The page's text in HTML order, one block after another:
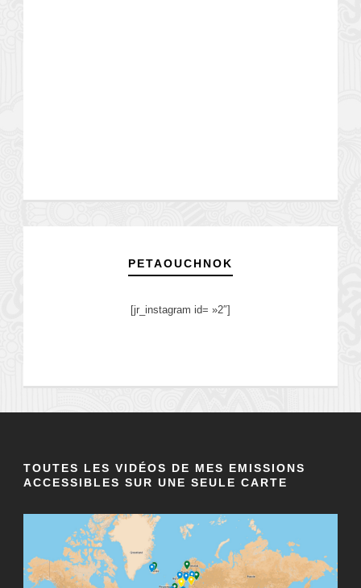
PETAOUCHNOK
[jr_instagram id= »2″]
TOUTES LES VIDÉOS DE MES EMISSIONS
ACCESSIBLES SUR UNE SEULE CARTE